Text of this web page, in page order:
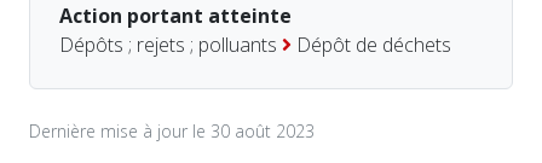
Action portant atteinte
Dépôts ; rejets ; polluants
Dépôt de déchets
Dernière mise à jour le 30 août 2023